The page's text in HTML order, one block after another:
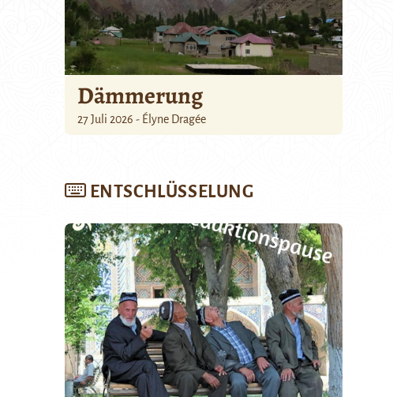
Dämmerung
27 Juli 2026 - Élyne Dragée
ENTSCHLÜSSELUNG